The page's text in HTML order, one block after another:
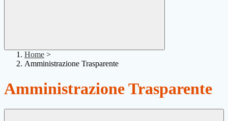
Home >
Amministrazione Trasparente
Amministrazione Trasparente